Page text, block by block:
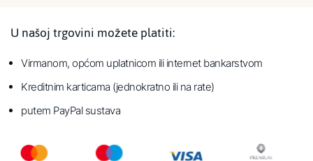
U našoj trgovini možete platiti:
Virmanom, općom uplatnicom ili internet bankarstvom
Kreditnim karticama (jednokratno ili na rate)
putem PayPal sustava